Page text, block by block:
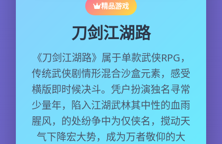
精品游戏
刀剑江湖路
《刀剑江湖路》属于单款武侠RPG，
传统武侠剧情形混合沙盒元素，感受
横版即时候决斗。凭户扮演独名寻常
少量年，陷入江湖武林其中性的血雨
腥风，的处纷争中为仅侠名，搅动天
气下降宏大势，成为万者敬仰的大